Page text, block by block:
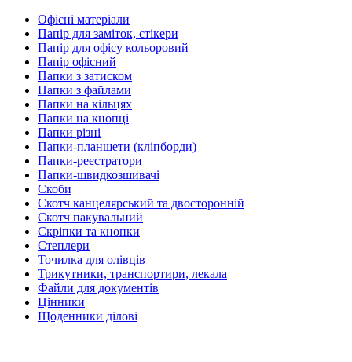
Офісні матеріали
Папір для заміток, стікери
Папір для офісу кольоровий
Папір офісний
Папки з затиском
Папки з файлами
Папки на кільцях
Папки на кнопці
Папки різні
Папки-планшети (кліпборди)
Папки-реєстратори
Папки-швидкозшивачі
Скоби
Скотч канцелярський та двосторонній
Скотч пакувальний
Скріпки та кнопки
Степлери
Точилка для олівців
Трикутники, транспортири, лекала
Файли для документів
Цінники
Щоденники ділові